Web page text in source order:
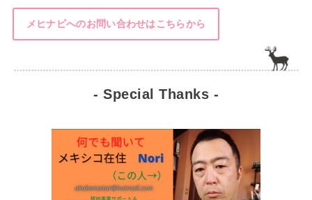
メヒナビへのお問い合わせはこちらから
- Special Thanks -